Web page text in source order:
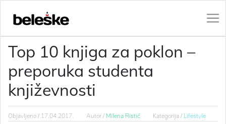
Top 10 knjiga za poklon –
preporuka studenta
književnosti
Objavljeno / 17.04.2017. Autor / Milena Ristić Kategorija / Lifestyle